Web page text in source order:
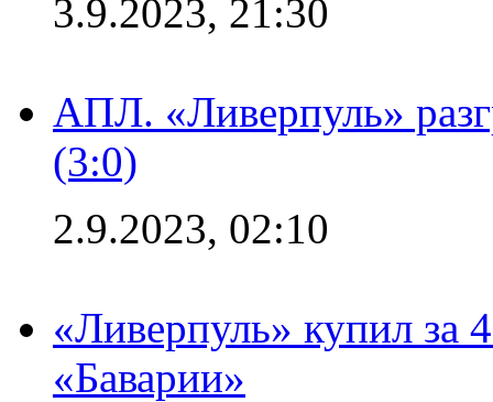
3.9.2023, 21:30
АПЛ. «Ливерпуль»
(3:0)
2.9.2023, 02:10
«Ливерпуль» купил за
«Баварии»